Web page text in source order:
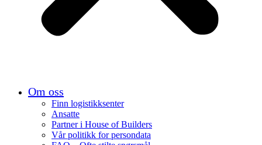
Om oss
Finn logistikksenter
Ansatte
Partner i House of Builders
Vår politikk for persondata